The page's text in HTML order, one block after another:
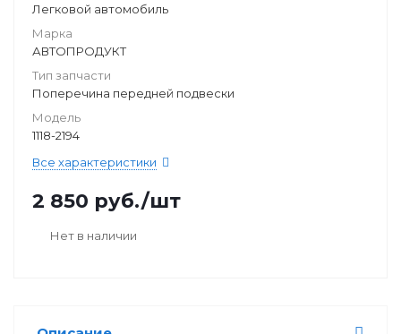
Легковой автомобиль
Марка
АВТОПРОДУКТ
Тип запчасти
Поперечина передней подвески
Модель
1118-2194
Все характеристики
2 850 руб./шт
Нет в наличии